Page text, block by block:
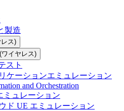
製造
ス)
ワイヤレス)
スト
ケーションエミュレーション
and Orchestration
ミュレーション
ド UE エミュレーション